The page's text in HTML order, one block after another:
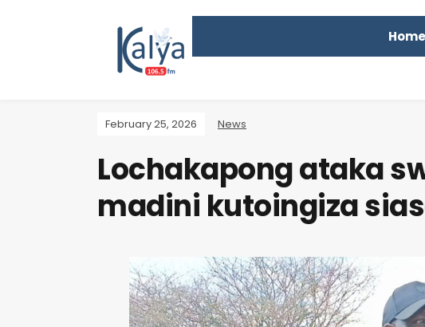
Home
February 25, 2026 News
Lochakapong ataka
madini kutoingiza